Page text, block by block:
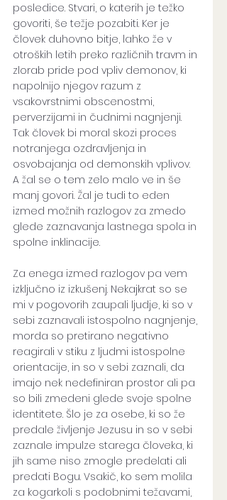
posledice. Stvari, o katerih je težko
govoriti, še težje pozabiti. Ker je
človek duhovno bitje, lahko že v
otroških letih preko različnih travm in
zlorab pride pod vpliv demonov, ki
napolnijo njegov razum z
vsakovrstnimi obscenostmi,
perverzijami in čudnimi nagnjenji.
Tak človek bi moral skozi proces
notranjega ozdravljenja in
osvobajanja od demonskih vplivov.
A žal se o tem zelo malo ve in še
manj govori. Žal je tudi to eden
izmed možnih razlogov za zmedo
glede zaznavanja lastnega spola in
spolne inklinacije.
Za enega izmed razlogov pa vem
izključno iz izkušenj. Nekajkrat so se
mi v pogovorih zaupali ljudje, ki so v
sebi zaznavali istospolno nagnjenje,
morda so pretirano negativno
reagirali v stiku z ljudmi istospolne
orientacije, in so v sebi zaznali, da
imajo nek nedefiniran prostor ali pa
so bili zmedeni glede svoje spolne
identitete. Šlo je za osebe, ki so že
predale življenje Jezusu in so v sebi
zaznale impulze starega človeka, ki
jih same niso zmogle predelati ali
predati Bogu. Vsakič, ko sem molila
za kogarkoli s podobnimi težavami,